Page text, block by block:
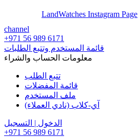
LandWatches Instagram Page
channel
+971 56 989 6171
قائمة المستخدم وتتبع الطلبات
معلومات الحساب والشراء
تتبع الطلب
قائمة المفضلات
ملف المستخدم
آي-كلاب (نادي العملاء)
الدخول | التسجيل
+971 56 989 6171